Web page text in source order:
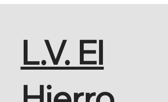
L.V. El